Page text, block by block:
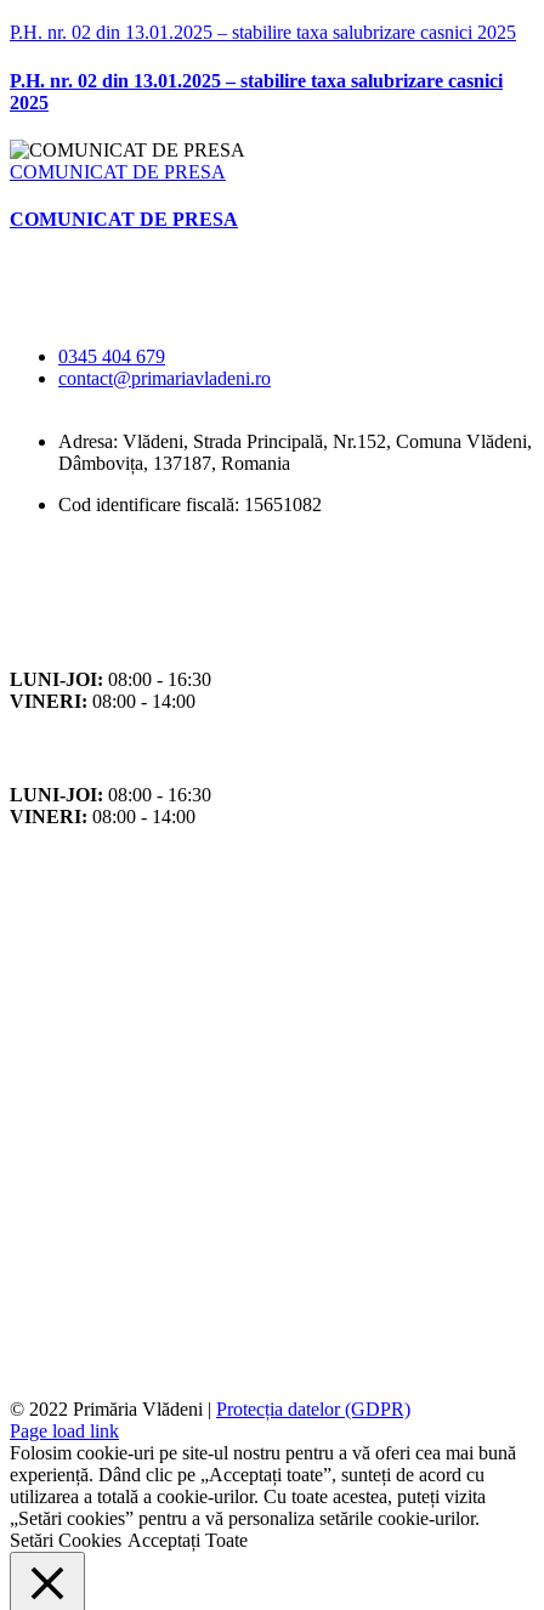
P.H. nr. 02 din 13.01.2025 – stabilire taxa salubrizare casnici 2025
P.H. nr. 02 din 13.01.2025 – stabilire taxa salubrizare casnici
2025
COMUNICAT DE PRESA
COMUNICAT DE PRESA
0345 404 679
contact@primariavladeni.ro
Adresa: Vlădeni, Strada Principală, Nr.152, Comuna Vlădeni,
Dâmbovița, 137187, Romania
Cod identificare fiscală: 15651082
LUNI-JOI: 08:00 - 16:30
VINERI: 08:00 - 14:00
LUNI-JOI: 08:00 - 16:30
VINERI: 08:00 - 14:00
© 2022 Primăria Vlădeni | Protecția datelor (GDPR)
Page load link
Folosim cookie-uri pe site-ul nostru pentru a vă oferi cea mai bună
experiență. Dând clic pe „Acceptați toate”, sunteți de acord cu
utilizarea a totală a cookie-urilor. Cu toate acestea, puteți vizita
„Setări cookies” pentru a vă personaliza setările cookie-urilor.
Setări Cookies Acceptați Toate